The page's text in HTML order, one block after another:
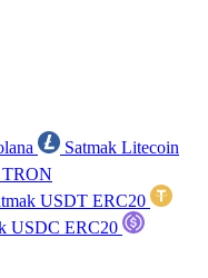
Satmak Litecoin
TRON
USDT ERC20
USDC ERC20